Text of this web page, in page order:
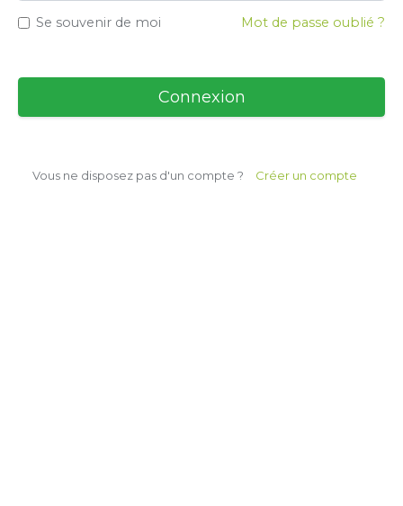
Se souvenir de moi Mot de passe oublié ?
Vous ne disposez pas d'un compte ? Créer un compte